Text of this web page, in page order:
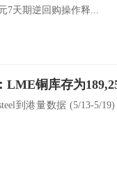
7天期逆回购操作释...
LME铜库存为
到港量数据 (5/13-5/19)